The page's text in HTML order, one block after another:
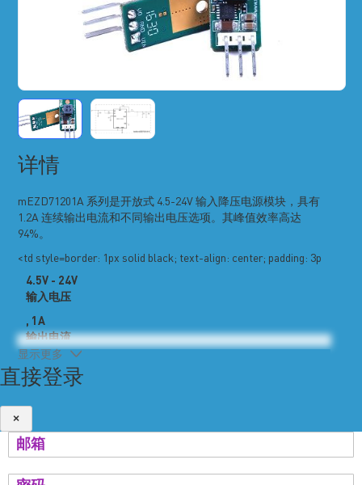
详情
mEZD71201A 系列是开放式 4.5-24V 输入降压电源模块，具有
1.2A 连续输出电流和不同输出电压选项。其峰值效率高达
94%。
<td style=border: 1px solid black; text-align: center; padding: 3p
4.5V - 24V
输入电压
, 1A
输出电流
PN
mEZD71201A-A
mEZD71201A-B 1.2
显示更多
直接登录
×